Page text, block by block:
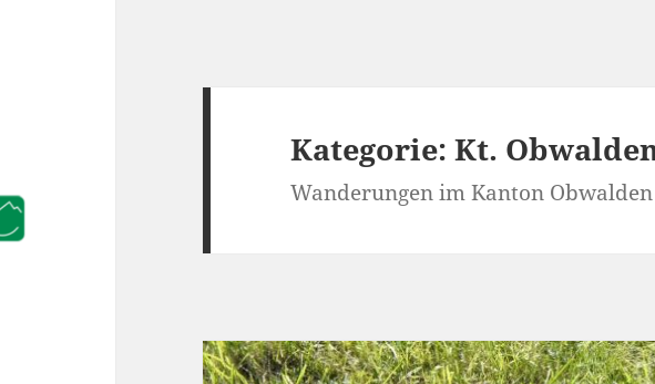
Kategorie:Kt.
Wanderungen im Kanton Obwalden